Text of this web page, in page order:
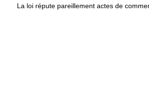
La loi répute pareillement actes de